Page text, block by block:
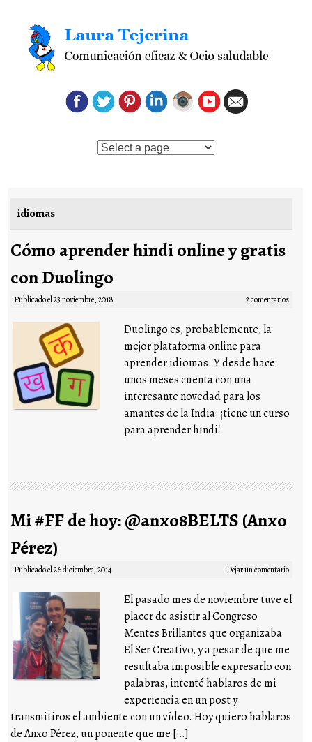
Saltar al contenido
idiomas
Cómo aprender hindi online y gratis
con Duolingo
Publicado el23 noviembre, 2018 2 comentarios
Duolingo es, probablemente, la
mejor plataforma online para
aprender idiomas. Y desde hace
unos meses cuenta con una
interesante novedad para los
amantes de la India: ¡tiene un curso
para aprender hindi!
Mi #FF de hoy: @anxo8BELTS (Anxo
Pérez)
Publicado el26 diciembre, 2014 Dejar un comentario
El pasado mes de noviembre tuve el
placer de asistir al Congreso
Mentes Brillantes que organizaba
El Ser Creativo, y a pesar de que me
resultaba imposible expresarlo con
palabras, intenté hablaros de mi
experiencia en un post y
transmitiros el ambiente con un vídeo. Hoy quiero hablaros
de Anxo Pérez, un ponente que me […]